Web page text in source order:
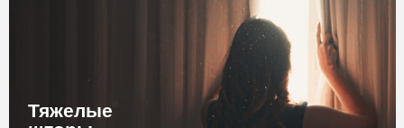
*Бесплатный замер осуществляется в пределах МКАД, по выезду за
пределы МКАД проконсультируйтесь с менеджером
уверены в нас